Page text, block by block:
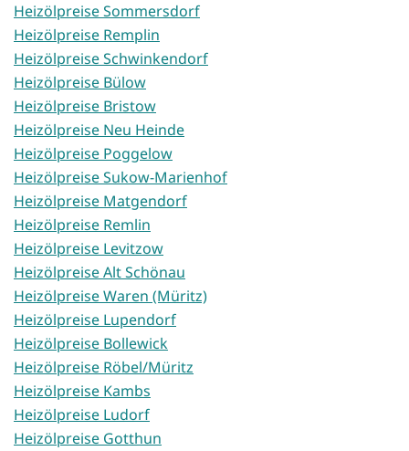
Heizölpreise Sommersdorf
Heizölpreise Remplin
Heizölpreise Schwinkendorf
Heizölpreise Bülow
Heizölpreise Bristow
Heizölpreise Neu Heinde
Heizölpreise Poggelow
Heizölpreise Sukow-Marienhof
Heizölpreise Matgendorf
Heizölpreise Remlin
Heizölpreise Levitzow
Heizölpreise Alt Schönau
Heizölpreise Waren (Müritz)
Heizölpreise Lupendorf
Heizölpreise Bollewick
Heizölpreise Röbel/Müritz
Heizölpreise Kambs
Heizölpreise Ludorf
Heizölpreise Gotthun